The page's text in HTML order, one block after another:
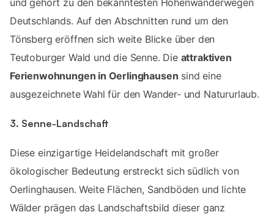
Deutschlands. Auf den Abschnitten rund um den
Tönsberg eröffnen sich weite Blicke über den
Teutoburger Wald und die Senne. Die attraktiven
Ferienwohnungen in Oerlinghausen sind eine
ausgezeichnete Wahl für den Wander- und Natururlaub.
3. Senne-Landschaft
Diese einzigartige Heidelandschaft mit großer
ökologischer Bedeutung erstreckt sich südlich von
Oerlinghausen. Weite Flächen, Sandböden und lichte
Wälder prägen das Landschaftsbild dieser ganz